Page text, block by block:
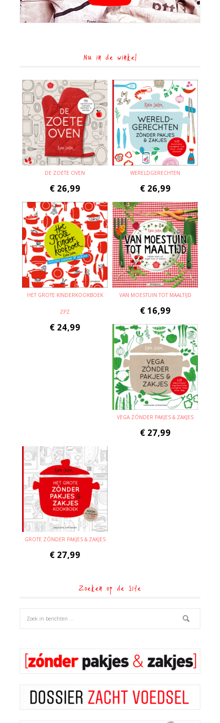
Nu in de winkel
DE ZOETE OVEN
€ 26,99
WERELDGERECHTEN
€ 26,99
HET GROTE KINDERKOOKBOEK
ZPZ
€ 24,99
VAN MOESTUIN TOT MAALTIJD
€ 16,99
VEGA ZÓNDER PAKJES & ZAKJES
€ 27,99
GROTE ZÓNDER PAKJES & ZAKJES
€ 27,99
Zoeken op de site